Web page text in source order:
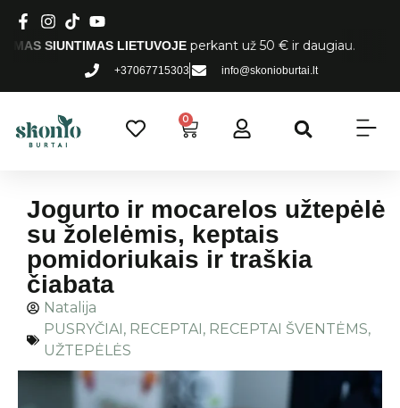
+37067715303 info@skonioburtai.lt
LIETUVOJEperkant už 50 € ir daugiau.
0
Jogurto ir mocarelos užtepėlė
su žolelėmis, keptais
pomidoriukais ir traškia
čiabata
Natalija
PUSRYČIAI, RECEPTAI, RECEPTAI ŠVENTĖMS,
UŽTEPĖLĖS